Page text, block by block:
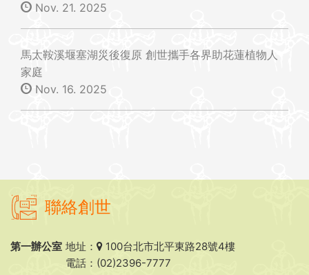
Nov. 21. 2025
馬太鞍溪堰塞湖災後復原 創世攜手各界助花蓮植物人
家庭
Nov. 16. 2025
聯絡創世
第一辦公室 地址：
100台北市北平東路28號4樓
電話：(02)2396-7777